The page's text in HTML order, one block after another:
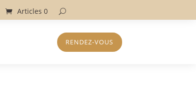
Articles 0
RENDEZ-VOUS